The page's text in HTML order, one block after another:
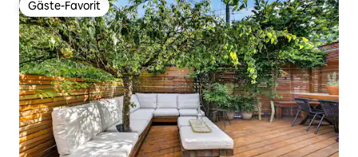
Gäste-Favorit
Gäste-Favorit